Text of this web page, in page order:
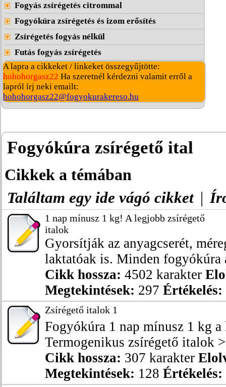
Fogyás zsírégetés citrommal
Fogyókúra zsírégetés és izom erősítés
Zsírégetés fogyás nélkül
Futás fogyás zsírégetés
A lapra a cikkeket / linkeket összegyűjtötte:
hohohorgasz22 Ha szeretnél kérdezni valamit erről a
lapról írj neki emailt:
hohohorgasz22@fogyokurakereso.hu
Fogyókúra zsírégető ital
Cikkek a témában
Találtam egy ide vágó cikket
1 nap mínusz 1 kg! A legjobb zsírégető
italok
Gyorsítják az anyagcserét,
laktatóak is. Minden fogyókúra
Cikk hossza: 4502 karakter
Megtekintések: 297 Értékelés:
Zsírégető italok 1
Fogyókúra 1 nap mínusz 1 kg
Termogenikus zsírégető italok
Cikk hossza: 307 karakter
Megtekintések: 128 Értékelés: